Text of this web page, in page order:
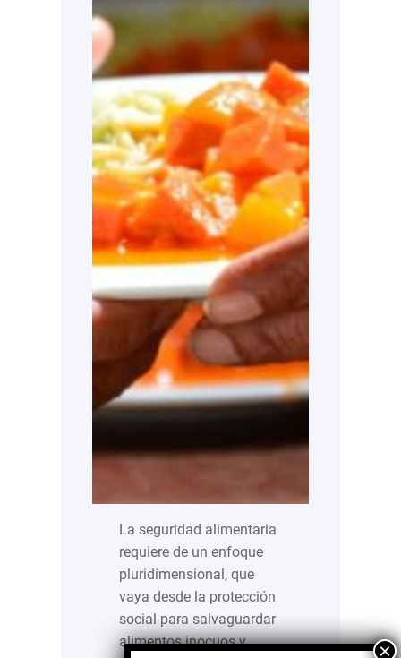
La seguridad alimentaria
requiere de un enfoque
pluridimensional, que
vaya desde la protección
social para salvaguardar
alimentos inocuos y